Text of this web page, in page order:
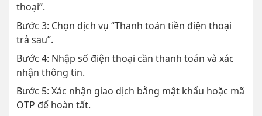
thoại”.
Bước 3: Chọn dịch vụ “Thanh toán tiền điện thoại
trả sau”.
Bước 4: Nhập số điện thoại cần thanh toán và xác
nhận thông tin.
Bước 5: Xác nhận giao dịch bằng mật khẩu hoặc mã
OTP để hoàn tất.